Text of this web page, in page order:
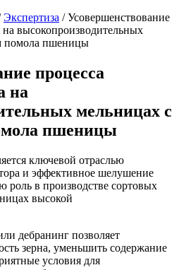
Экспертиза /Усовершенствование
высокопроизводительных
помола пшеницы
процесса
на
мельницах с
пшеницы
ключевой отраслью
и эффективное шелушение
роль в производстве сортовых
высокой
дебранинг позволяет
зерна, уменьшить содержание
условия для